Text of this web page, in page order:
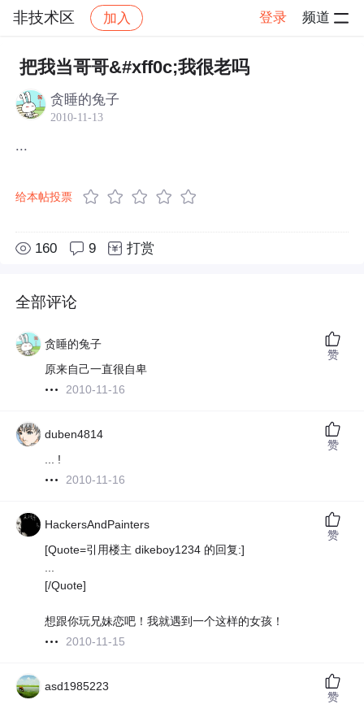
非技术区 加入 登录 频道
社区 非技术区 帖子详情
把我当哥哥&#xff0c;我很老吗
贪睡的兔子
2010-11-13
...
给本帖投票
160 9 打赏
全部评论
贪睡的兔子
原来自己一直很自卑
2010-11-16
赞
duben4814
... !
2010-11-16
赞
HackersAndPainters
[Quote=引用楼主 dikeboy1234 的回复:]
...
[/Quote]
想跟你玩兄妹恋吧！我就遇到一个这样的女孩！
2010-11-15
赞
asd1985223
赞